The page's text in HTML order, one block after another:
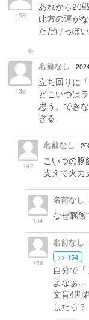
138
あれから20
此方の運が
ただけっぽ
139
名前なし
立ち回りに
どこいつは
思う。でき
ぎる
142
名前なし
こいつの豚
支えて火力
154
名前なし
なぜ豚
156
名前なし
>> 154
自分で
よなぁ…
文盲4割
したら？